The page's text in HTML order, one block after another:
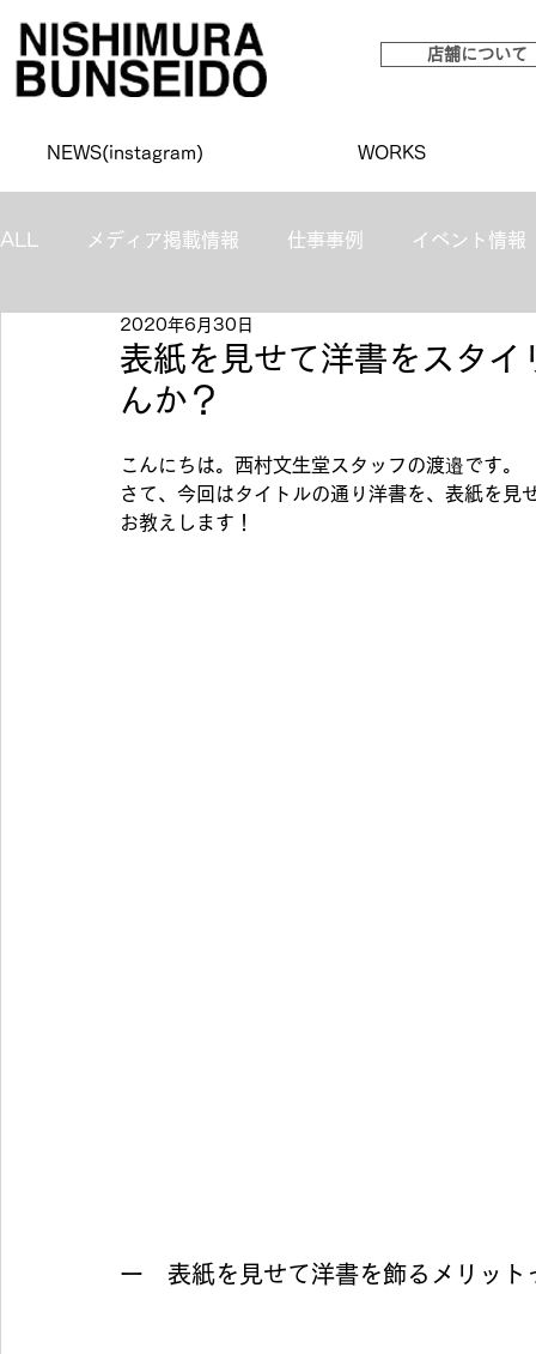
店舗について
NEWS(instagram) WORKS
ALL メディア掲載情報 仕事事例 イベント情報
表紙を見せて洋書をスタ
んか？
2020年6月30日
こんにちは。西村文生堂スタッフの渡邉です。
さて、今回はタイトルの通り洋書を、表紙を見
お教えします！
ー　表紙を見せて洋書を飾るメリット